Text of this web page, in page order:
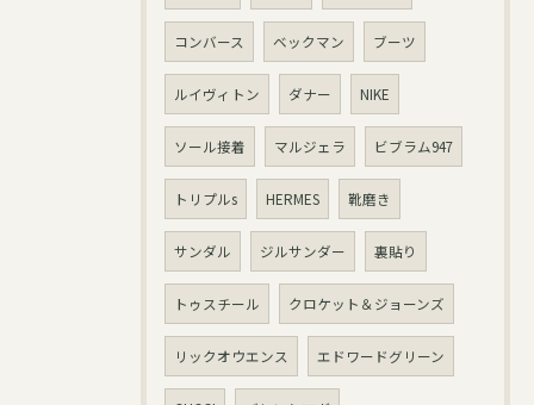
コンバース ベックマン ブーツ
ルイヴィトン ダナー NIKE
ソール接着 マルジェラ ビブラム947
トリプルs HERMES 靴磨き
サンダル ジルサンダー 裏貼り
トゥスチール クロケット＆ジョーンズ
リックオウエンス エドワードグリーン